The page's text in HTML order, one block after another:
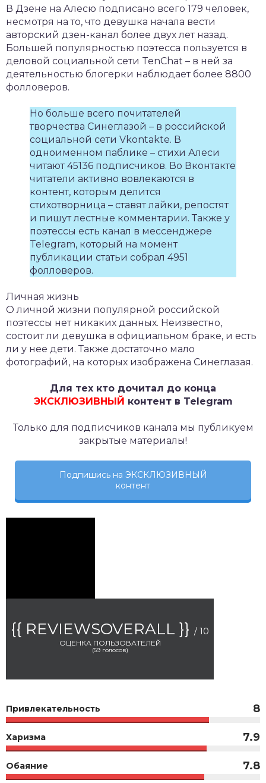
В Дзене на Алесю подписано всего 179 человек,
несмотря на то, что девушка начала вести
авторский дзен-канал более двух лет назад.
Большей популярностью поэтесса пользуется в
деловой социальной сети TenChat – в ней за
деятельностью блогерки наблюдает более 8800
фолловеров.
Но больше всего почитателей
творчества Синеглазой – в российской
социальной сети Vkontakte. В
одноименном паблике – стихи Алеси
читают 45136 подписчиков. Во Вконтакте
читатели активно вовлекаются в
контент, которым делится
стихотворница – ставят лайки, репостят
и пишут лестные комментарии. Также у
поэтессы есть канал в мессенджере
Telegram, который на момент
публикации статьи собрал 4951
фолловеров.
Личная жизнь
О личной жизни популярной российской
поэтессы нет никаких данных. Неизвестно,
состоит ли девушка в официальном браке, и есть
ли у нее дети. Также достаточно мало
фотографий, на которых изображена Синеглазая.
Для тех кто дочитал до конца
ЭКСКЛЮЗИВНЫЙ контент в Telegram
Только для подписчиков канала мы публикуем
закрытые материалы!
Подпишись на ЭКСКЛЮЗИВНЫЙ
контент
{{ REVIEWSOVERALL }} / 10
ОЦЕНКА ПОЛЬЗОВАТЕЛЕЙ
(59голосов)
Привлекательность 8
Харизма 7.9
Обаяние 7.8